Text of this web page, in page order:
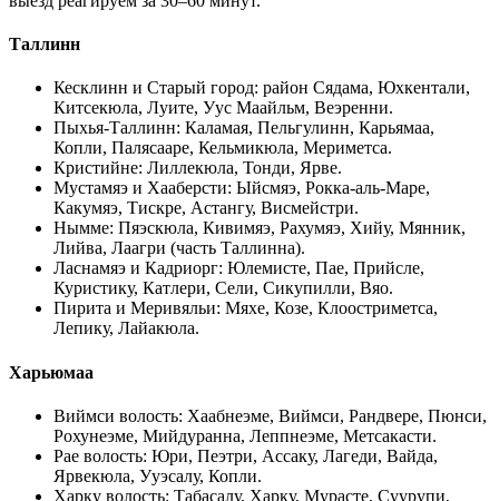
Таллинн
Кесклинн и Старый город: район Сядама, Юхкентали,
Китсекюла, Луите, Уус Маайльм, Веэренни.
Пыхья-Таллинн: Каламая, Пельгулинн, Карьямаа,
Копли, Палясааре, Кельмикюла, Мериметса.
Кристийне: Лиллекюла, Тонди, Ярве.
Мустамяэ и Хааберсти: Ыйсмяэ, Рокка-аль-Маре,
Какумяэ, Тискре, Астангу, Висмейстри.
Нымме: Пяэскюла, Кивимяэ, Рахумяэ, Хийу, Мянник,
Лийва, Лаагри (часть Таллинна).
Ласнамяэ и Кадриорг: Юлемисте, Пае, Прийсле,
Куристику, Катлери, Сели, Сикупилли, Вяо.
Пирита и Меривяльи: Мяхе, Козе, Клоостриметса,
Лепику, Лайакюла.
Харьюмаа
Виймси волость: Хаабнеэме, Виймси, Рандвере, Пюнси,
Рохунеэме, Мийдуранна, Леппнеэме, Метсакасти.
Рае волость: Юри, Пеэтри, Ассаку, Лагеди, Вайда,
Ярвекюла, Ууэсалу, Копли.
Харку волость: Табасалу, Харку, Мурасте, Суурупи,